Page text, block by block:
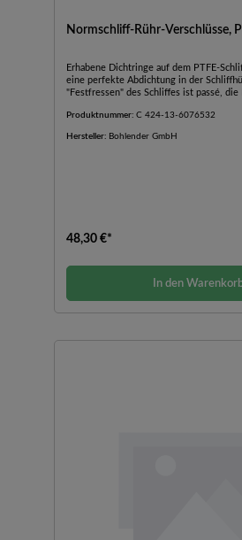
Normschliff-Rühr-Verschlüsse,
Erhabene Dichtringe auf dem PTFE-
eine perfekte Abdichtung in der
"Festfressen" des Schliffes ist passé, die
wieder aus der Schliffhülse lösen. Eine
GL-Schraubkappe auf den O-Ring für die
Produktnummer: C 424-13-6076532
Hersteller: Bohlender GmbH
48,30 €*
In den